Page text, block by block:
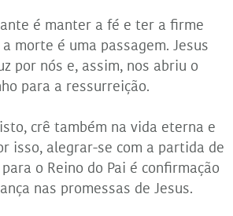
é manter a fé e ter a firme
morte é uma passagem. Jesus
por nós e, assim, nos abriu o
para a ressurreição.
crê também na vida eterna e
isso, alegrar-se com a partida de
o Reino do Pai é confirmação
nas promessas de Jesus.